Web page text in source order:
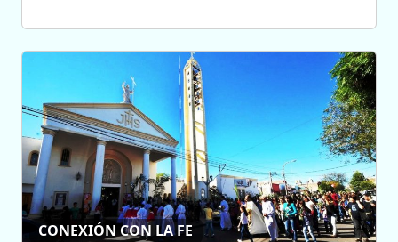
CONEXIÓN CON LA FE